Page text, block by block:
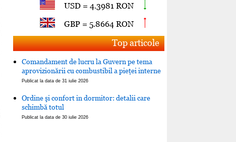
USD = 4.3981 RON
GBP = 5.8664 RON
Top articole
Comandament de lucru la Guvern pe tema
aprovizionării cu combustibil a pieţei interne
Publicat la data de 31 iulie 2026
Ordine şi confort in dormitor: detalii care
schimbă totul
Publicat la data de 30 iulie 2026